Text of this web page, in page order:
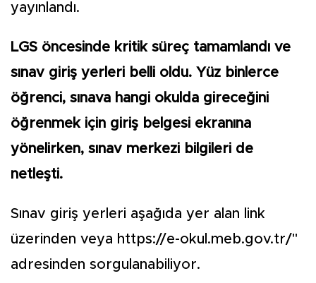
yayınlandı.
LGS öncesinde kritik süreç tamamlandı ve
sınav giriş yerleri belli oldu. Yüz binlerce
öğrenci, sınava hangi okulda gireceğini
öğrenmek için giriş belgesi ekranına
yönelirken, sınav merkezi bilgileri de
netleşti.
Sınav giriş yerleri aşağıda yer alan link
üzerinden veya https://e-okul.meb.gov.tr/"
adresinden sorgulanabiliyor.